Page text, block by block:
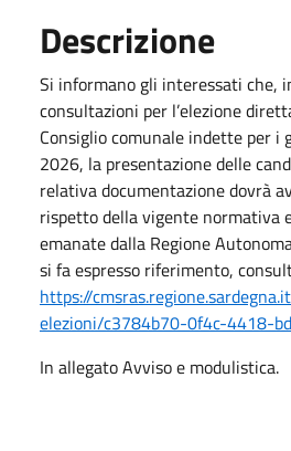
Descrizione
Si informano gli interessati che,
consultazioni per l’elezione
Consiglio comunale indette per i
2026, la presentazione delle
relativa documentazione dovrà
rispetto della vigente normativa
emanate dalla Regione
si fa espresso riferimento,
https://
elezioni/c3784b70-0f4c-4418-
In allegato Avviso e modulistica.